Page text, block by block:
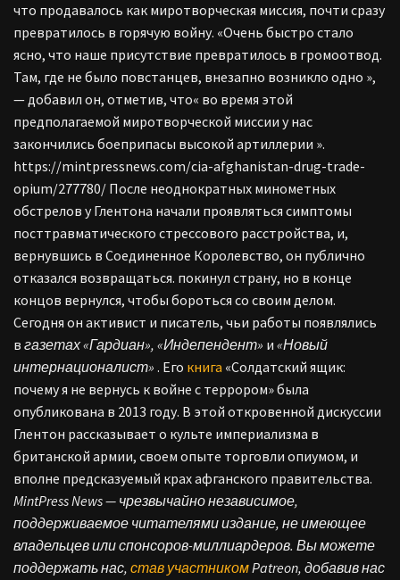
что продавалось как миротворческая миссия, почти сразу
превратилось в горячую войну. «Очень быстро стало
ясно, что наше присутствие превратилось в громоотвод.
Там, где не было повстанцев, внезапно возникло одно »,
— добавил он, отметив, что« во время этой
предполагаемой миротворческой миссии у нас
закончились боеприпасы высокой артиллерии ».
https://mintpressnews.com/cia-afghanistan-drug-trade-
opium/277780/ После неоднократных минометных
обстрелов у Глентона начали проявляться симптомы
посттравматического стрессового расстройства, и,
вернувшись в Соединенное Королевство, он публично
отказался возвращаться. покинул страну, но в конце
концов вернулся, чтобы бороться со своим делом.
Сегодня он активист и писатель, чьи работы появлялись
в газетах «Гардиан», «Индепендент» и «Новый
интернационалист» . Его книга «Солдатский ящик:
почему я не вернусь к войне с террором» была
опубликована в 2013 году. В этой откровенной дискуссии
Глентон рассказывает о культе империализма в
британской армии, своем опыте торговли опиумом, и
вполне предсказуемый крах афганского правительства.
MintPress News — чрезвычайно независимое,
поддерживаемое читателями издание, не имеющее
владельцев или спонсоров-миллиардеров. Вы можете
поддержать нас, став участникомPatreon, добавив нас